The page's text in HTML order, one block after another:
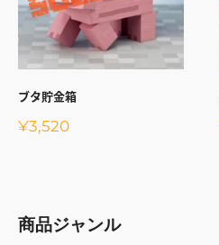
ブタ貯金箱
販
¥3,520
商品ジャンル